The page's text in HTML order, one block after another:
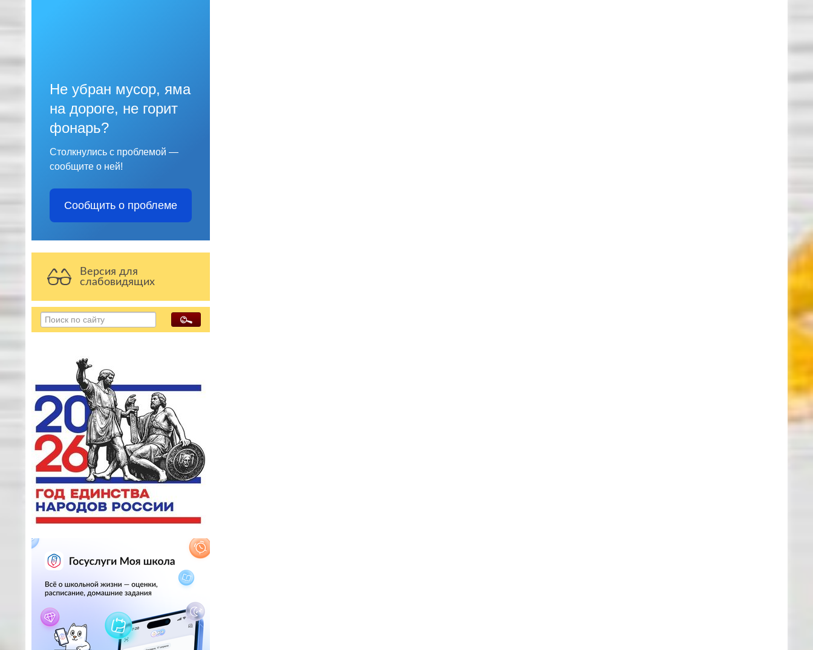
Не убран мусор, яма
на дороге, не горит
фонарь?
Столкнулись с проблемой —
сообщите о ней!
Сообщить о проблеме
Версия для
слабовидящих